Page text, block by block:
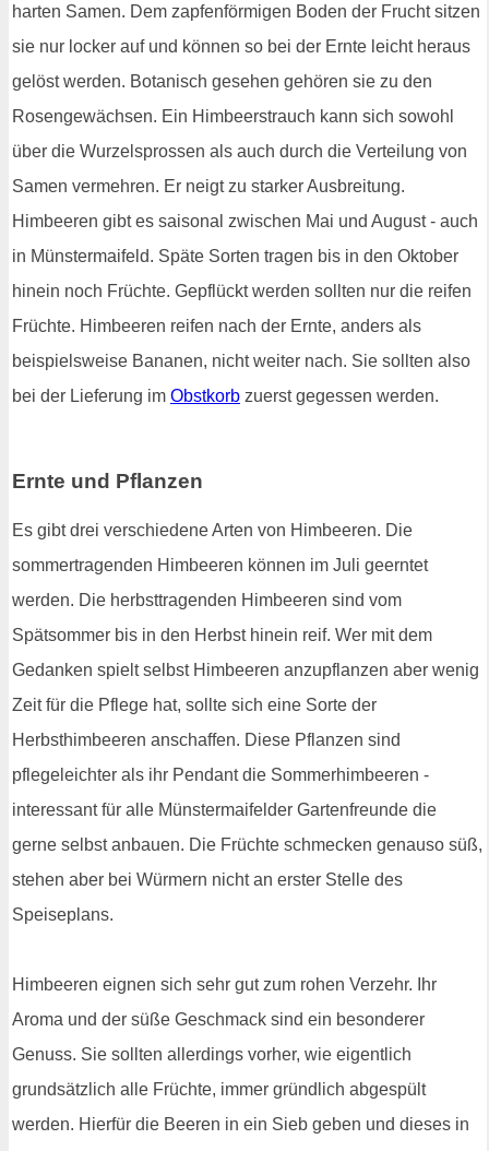
harten Samen. Dem zapfenförmigen Boden der Frucht sitzen
sie nur locker auf und können so bei der Ernte leicht heraus
gelöst werden. Botanisch gesehen gehören sie zu den
Rosengewächsen. Ein Himbeerstrauch kann sich sowohl
über die Wurzelsprossen als auch durch die Verteilung von
Samen vermehren. Er neigt zu starker Ausbreitung.
Himbeeren gibt es saisonal zwischen Mai und August - auch
in Münstermaifeld. Späte Sorten tragen bis in den Oktober
hinein noch Früchte. Gepflückt werden sollten nur die reifen
Früchte. Himbeeren reifen nach der Ernte, anders als
beispielsweise Bananen, nicht weiter nach. Sie sollten also
bei der Lieferung im Obstkorb zuerst gegessen werden.
Ernte und Pflanzen
Es gibt drei verschiedene Arten von Himbeeren. Die
sommertragenden Himbeeren können im Juli geerntet
werden. Die herbsttragenden Himbeeren sind vom
Spätsommer bis in den Herbst hinein reif. Wer mit dem
Gedanken spielt selbst Himbeeren anzupflanzen aber wenig
Zeit für die Pflege hat, sollte sich eine Sorte der
Herbsthimbeeren anschaffen. Diese Pflanzen sind
pflegeleichter als ihr Pendant die Sommerhimbeeren -
interessant für alle Münstermaifelder Gartenfreunde die
gerne selbst anbauen. Die Früchte schmecken genauso süß,
stehen aber bei Würmern nicht an erster Stelle des
Speiseplans.
Himbeeren eignen sich sehr gut zum rohen Verzehr. Ihr
Aroma und der süße Geschmack sind ein besonderer
Genuss. Sie sollten allerdings vorher, wie eigentlich
grundsätzlich alle Früchte, immer gründlich abgespült
werden. Hierfür die Beeren in ein Sieb geben und dieses in